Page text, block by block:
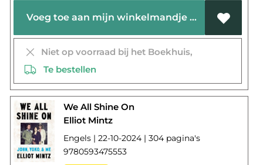
Voeg toe aan mijn winkelmandje
Niet op voorraad bij het Boekhuis,
Te bestellen
We All Shine On
Elliot Mintz
Engels | 22-10-2024 | 304 pagina's
9780593475553